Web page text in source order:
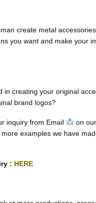
create metal
you want and make your
in creating your original
brand logos?
inquiry from Email
on
examples we have
: HERE